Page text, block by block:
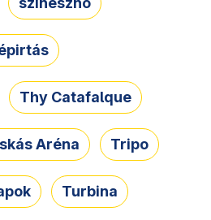
Thy Catafalque
Aréna Tripo
Turbina